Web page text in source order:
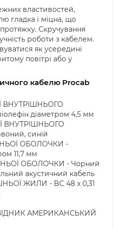
властивостей,
гладка і міцна, що
Скручування
роботи з кабелем.
як усередині
повітрі або у
кабелю Procab
ВНУТРІШНЬОГО
діаметром 4,5 мм
ВНУТРІШНЬОГО
синій
ОБОЛОЧКИ -
11,7 мм
ОБОЛОЧКИ - Чорний
акустичний кабель
ЖИЛИ - BC 48 x 0,31
АМЕРИКАНСЬКИЙ